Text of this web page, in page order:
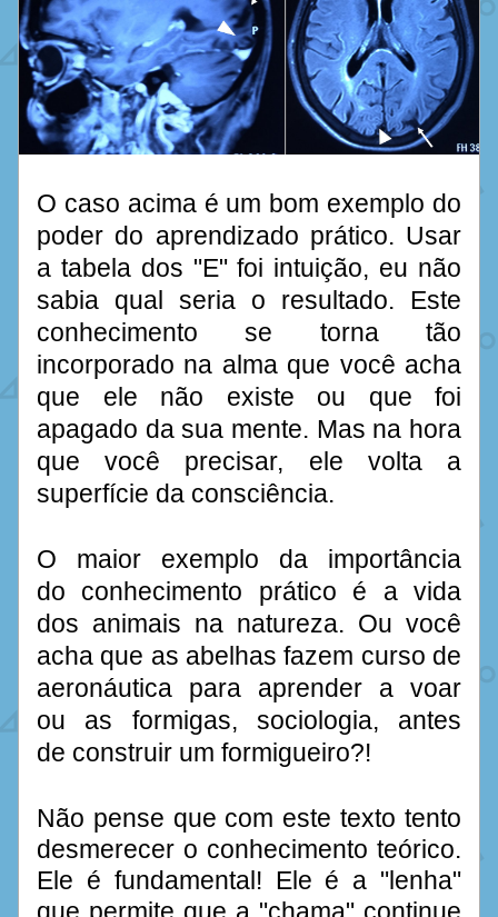
O caso acima é um bom exemplo do
poder do aprendizado prático. Usar
a tabela dos "E" foi intuição, eu não
sabia qual seria o resultado. Este
conhecimento se torna tão
incorporado na alma que você acha
que ele não existe ou que foi
apagado da sua mente. Mas na hora
que você precisar, ele volta a
superfície da consciência.
O maior exemplo da importância
do conhecimento prático é a vida
dos animais na natureza. Ou você
acha que as abelhas fazem curso de
aeronáutica para aprender a voar
ou as formigas, sociologia, antes
de construir um formigueiro?!
Não pense que com este texto tento
desmerecer o conhecimento teórico.
Ele é fundamental! Ele é a "lenha"